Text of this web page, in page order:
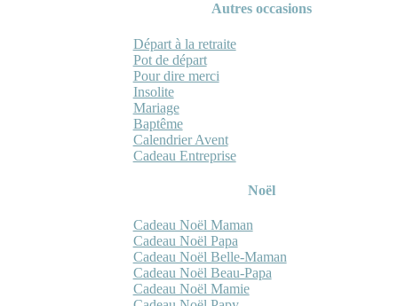
Autres occasions
Départ à la retraite
Pot de départ
Pour dire merci
Insolite
Mariage
Baptême
Calendrier Avent
Cadeau Entreprise
Noël
Cadeau Noël Maman
Cadeau Noël Papa
Cadeau Noël Belle-Maman
Cadeau Noël Beau-Papa
Cadeau Noël Mamie